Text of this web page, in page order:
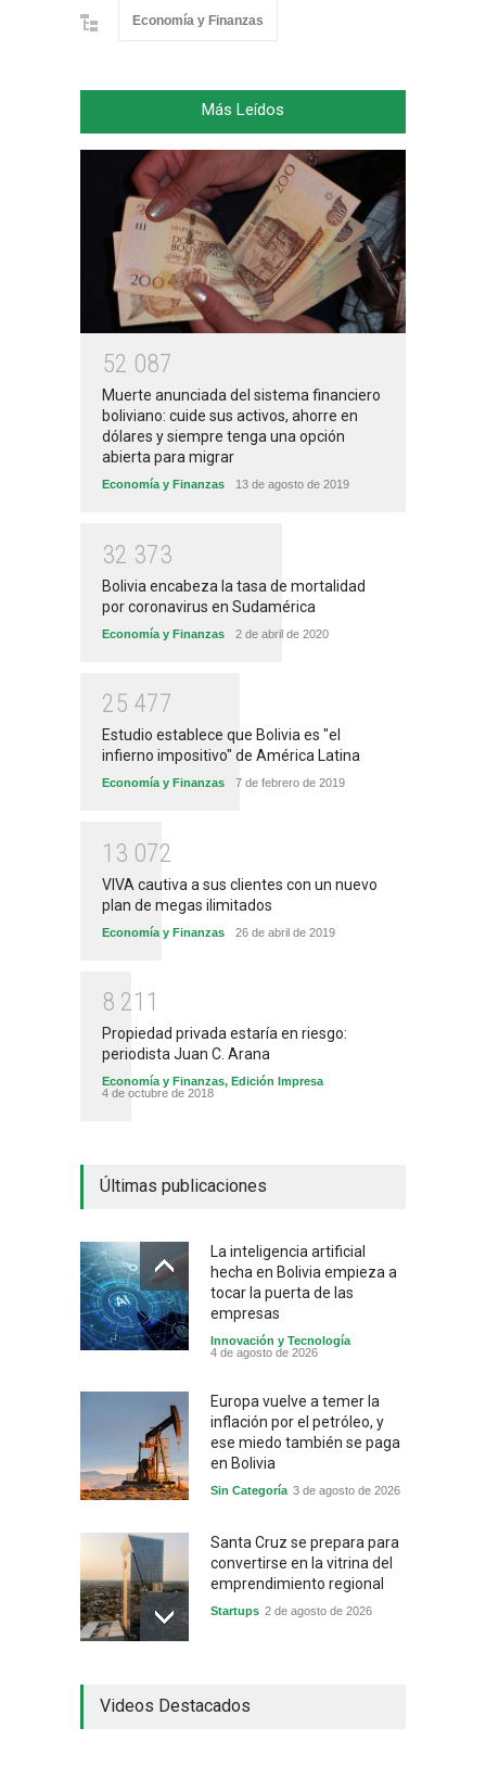
Economía y Finanzas
Más Leídos
52 087
Muerte anunciada del sistema financiero
boliviano: cuide sus activos, ahorre en
dólares y siempre tenga una opción
abierta para migrar
Economía y Finanzas 13 de agosto de 2019
32 373
Bolivia encabeza la tasa de mortalidad
por coronavirus en Sudamérica
Economía y Finanzas 2 de abril de 2020
25 477
Estudio establece que Bolivia es "el
infierno impositivo" de América Latina
Economía y Finanzas 7 de febrero de 2019
1 3 072
VIVA cautiva a sus clientes con un nuevo
plan de megas ilimitados
Economía y Finanzas 26 de abril de 2019
8 21 1
Propiedad privada estaría en riesgo:
periodista Juan C. Arana
Economía y Finanzas, Edición Impresa
4 de octubre de 2018
Últimas publicaciones
La inteligencia artificial
hecha en Bolivia empieza a
tocar la puerta de las
empresas
Innovación y Tecnología
4 de agosto de 2026
Europa vuelve a temer la
inflación por el petróleo, y
ese miedo también se paga
en Bolivia
Sin Categoría 3 de agosto de 2026
Santa Cruz se prepara para
convertirse en la vitrina del
emprendimiento regional
Startups 2 de agosto de 2026
industrial y el golpe puede
Videos Destacados